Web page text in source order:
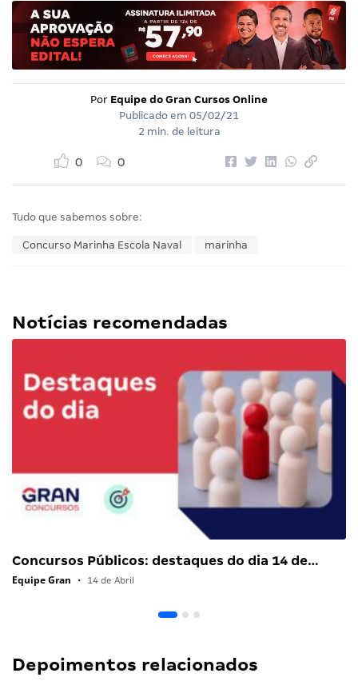
Por Equipe do Gran Cursos Online
Publicado em 05/02/21
2 min. de leitura
0 0
Tudo que sabemos sobre:
Concurso Marinha Escola Naval marinha
Notícias recomendadas
Concursos Públicos: destaques do dia 14 de…
Equipe Gran • 14 de Abril
Depoimentos relacionados